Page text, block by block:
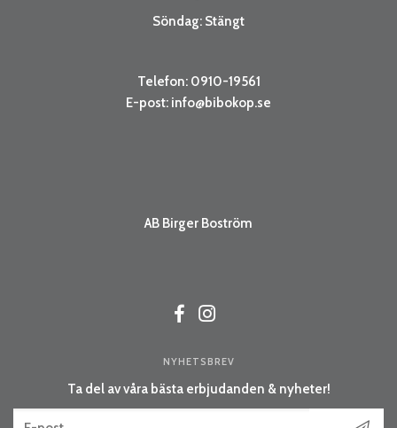
Söndag: Stängt
Telefon: 0910-19561
E-post: info@bibokop.se
AB Birger Boström
NYHETSBREV
Ta del av våra bästa erbjudanden & nyheter!